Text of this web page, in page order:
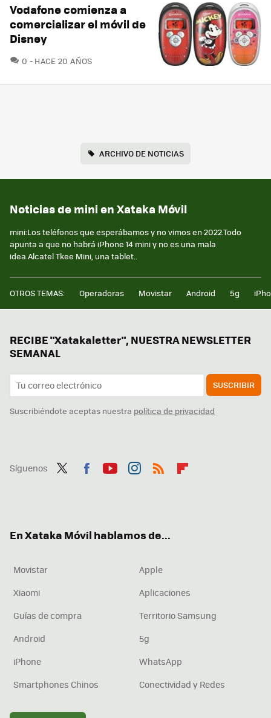
Vodafone comienza a
comercializar el móvil de
Disney
0 COMENTARIOS
HACE 20 AÑOS
ARCHIVO DE NOTICIAS
Noticias de mini en Xataka Móvil
mini:Los teléfonos que esperábamos y no vimos en 2022.Todo
apunta a que no habrá iPhone 14 mini y no es una mala
idea.Alcatel Tkee Mini, una tablet..
OTROS TEMAS: Operadoras Movistar Android 5g
RECIBE "Xatakaletter", NUESTRA NEWSLETTER
SEMANAL
SUSCRIBIR
Suscribiéndote aceptas nuestra política de privacidad
Síguenos
En Xataka Móvil hablamos de...
Movistar
Apple
Xiaomi
Aplicaciones
Guías de compra
Territorio Samsung
Android
5g
iPhone
WhatsApp
Smartphones Chinos
Conectividad y Redes